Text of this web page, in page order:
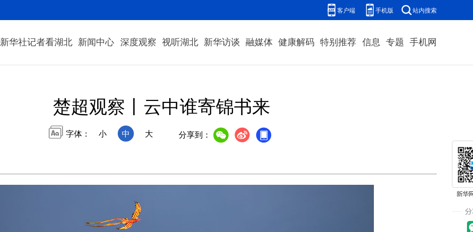
客户端 手机版 站内搜索
新华社记者看湖北 新闻中心 深度观察 视听湖北 新华访谈 融媒体 健康解码 特别推荐 信息 专题 手机网
楚超观察丨云中谁寄锦书来
字体： 小 中 大 分享到：